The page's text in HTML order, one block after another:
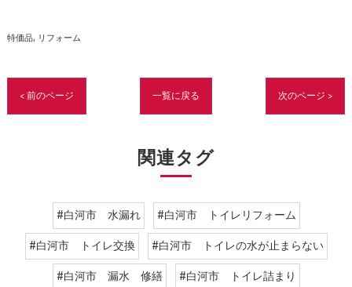
特価品 リフォーム
< 前のページ 一覧に戻る 次のページ >
関連タグ
#白河市 水漏れ
#白河市 トイレリフォーム
#白河市 トイレ交換
#白河市 トイレの水が止まらない
#白河市 漏水 修繕
#白河市 トイレ詰まり